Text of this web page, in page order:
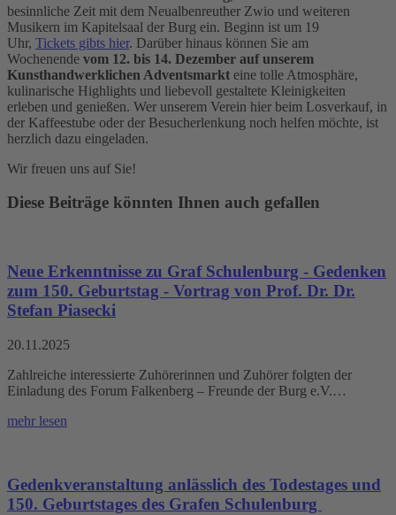
besinnliche Zeit mit dem Neualbenreuther Zwio und weiteren
Musikern im Kapitelsaal der Burg ein. Beginn ist um 19
Uhr, Tickets gibts hier. Darüber hinaus können Sie am
Wochenende vom 12. bis 14. Dezember auf unserem
Kunsthandwerklichen Adventsmarkt eine tolle Atmosphäre,
kulinarische Highlights und liebevoll gestaltete Kleinigkeiten
erleben und genießen. Wer unserem Verein hier beim Losverkauf, in
der Kaffeestube oder der Besucherlenkung noch helfen möchte, ist
herzlich dazu eingeladen.
Wir freuen uns auf Sie!
Diese Beiträge könnten Ihnen auch gefallen
Neue Erkenntnisse zu Graf Schulenburg - Gedenken
zum 150. Geburtstag - Vortrag von Prof. Dr. Dr.
Stefan Piasecki
20.11.2025
Zahlreiche interessierte Zuhörerinnen und Zuhörer folgten der
Einladung des Forum Falkenberg – Freunde der Burg e.V.…
mehr lesen
Gedenkveranstaltung anlässlich des Todestages und
150. Geburtstages des Grafen Schulenburg